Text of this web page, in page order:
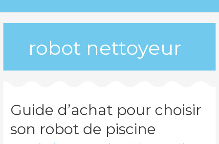
robot nettoyeur
Guide d’achat pour choisir
son robot de piscine